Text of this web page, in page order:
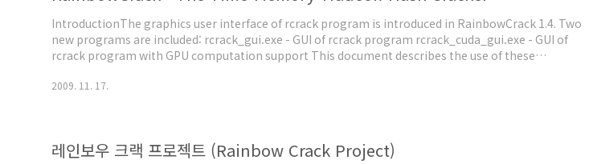
IntroductionThe graphics user interface of rcrack program is introduced in RainbowCrack 1.4. Two
new programs are included: rcrack_gui.exe - GUI of rcrack program rcrack_cuda_gui.exe - GUI of
rcrack program with GPU computation support This document describes the use of these
Rainbow Tables..." men..
2009. 11. 17.
레인보우 크랙 프로젝트 (Rainbow Crack Project)